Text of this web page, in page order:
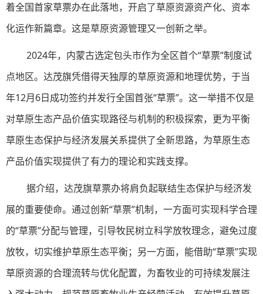
着全国首家草票办在此落地，开启了草原资源资产化、资本
化运作新篇章。这是草原资源管理又一创新之举。
2024年，内蒙古选定包头市作为全区首个“草票”制度试
点地区。达茂旗凭借得天独厚的草原资源和地理优势，于当
年12月6日成功签约并发行全国首张“草票”。这一举措不仅是
对草原生态产品价值实现路径与机制的积极探索，更为平衡
草原生态保护与经济发展关系提供了全新思路，为草原生态
产品价值实现提供了有力的理论和实践支撑。
据介绍，达茂旗草票办将肩负起联结生态保护与经济发
展的重要使命。通过创新“草票”机制，一方面可实现科学合理
的“草票”分配与管理，引导牧民树立科学放牧理念，避免过度
放牧，切实维护草原生态平衡；另一方面，能借助“草票”实现
草原资源的合理流转与优化配置，为畜牧业的可持续发展注